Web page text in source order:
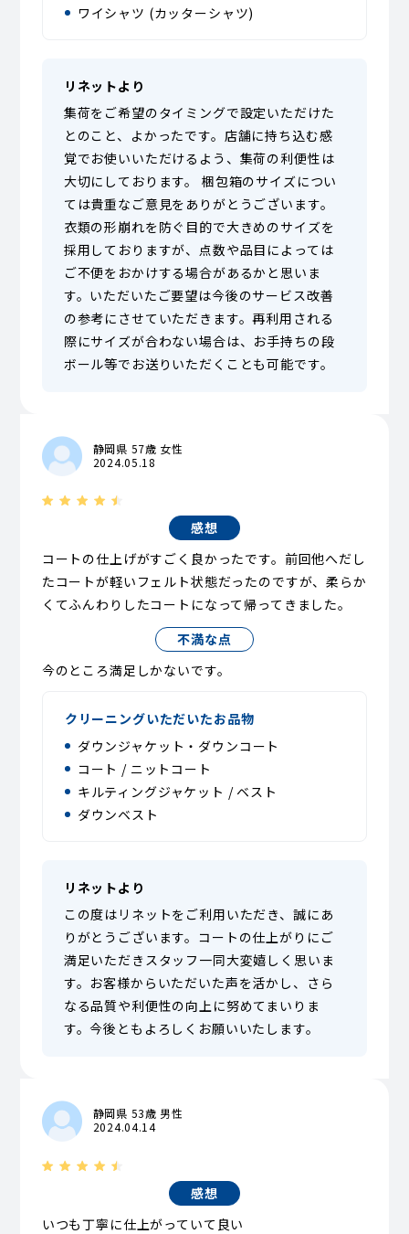
ワイシャツ (カッターシャツ)
リネットより
集荷をご希望のタイミングで設定いただけた
とのこと、よかったです。店舗に持ち込む感
覚でお使いいただけるよう、集荷の利便性は
大切にしております。 梱包箱のサイズについ
ては貴重なご意見をありがとうございます。
衣類の形崩れを防ぐ目的で大きめのサイズを
採用しておりますが、点数や品目によっては
ご不便をおかけする場合があるかと思いま
す。いただいたご要望は今後のサービス改善
の参考にさせていただきます。再利用される
際にサイズが合わない場合は、お手持ちの段
ボール等でお送りいただくことも可能です。
静岡県 57歳 女性
2024.05.18
感想
コートの仕上げがすごく良かったです。前回他へだし
たコートが軽いフェルト状態だったのですが、柔らか
くてふんわりしたコートになって帰ってきました。
不満な点
今のところ満足しかないです。
クリーニングいただいたお品物
ダウンジャケット・ダウンコート
コート / ニットコート
キルティングジャケット / ベスト
ダウンベスト
リネットより
この度はリネットをご利用いただき、誠にあ
りがとうございます。コートの仕上がりにご
満足いただきスタッフ一同大変嬉しく思いま
す。お客様からいただいた声を活かし、さら
なる品質や利便性の向上に努めてまいりま
す。今後ともよろしくお願いいたします。
静岡県 53歳 男性
2024.04.14
感想
いつも丁寧に仕上がっていて良い